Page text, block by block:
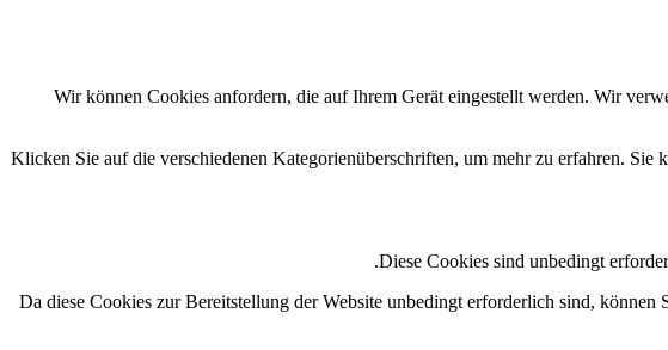
Wir können Cookies anfordern, die auf Ihrem Gerät eingestellt werden. Wir
Klicken Sie auf die verschiedenen Kategorienüberschriften, um mehr zu erfahren.
Diese Cookies sind unbedingt
Da diese Cookies zur Bereitstellung der Website unbedingt erforderlich sind,